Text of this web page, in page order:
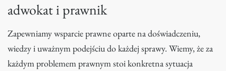
adwokat i prawnik
Zapewniamy wsparcie prawne oparte na doświadczeniu,
wiedzy i uważnym podejściu do każdej sprawy. Wiemy, że za
każdym problemem prawnym stoi konkretna sytuacja